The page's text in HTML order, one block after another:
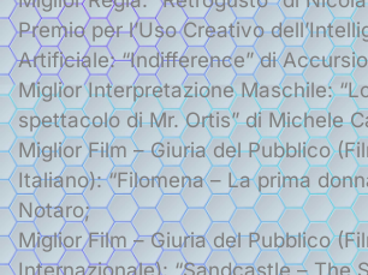
Premio per l’Uso Creativo
Artificiale: “Indifference” di
Miglior Interpretazione Maschile:
spettacolo di Mr. Ortis” di Michele
Miglior Film – Giuria del Pubblico
Italiano): “Filomena – La prima
Notaro;
Miglior Film – Giuria del Pubblico
Internazionale): “Sandcastle – The